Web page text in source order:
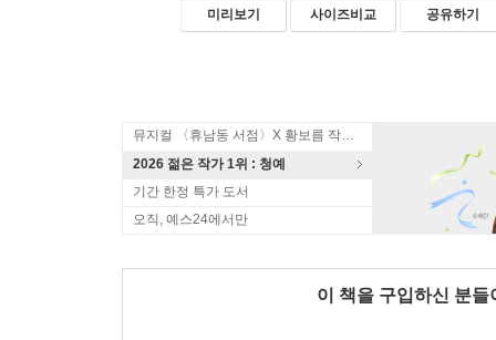
미리보기 사이즈비교 공유하기
뮤지컬 〈휴남동 서점〉X 황보름 작가 북토크
2026 젊은 작가 1위 : 청예
기간 한정 특가 도서
오직, 예스24에서만
이 책을 구입하신 분